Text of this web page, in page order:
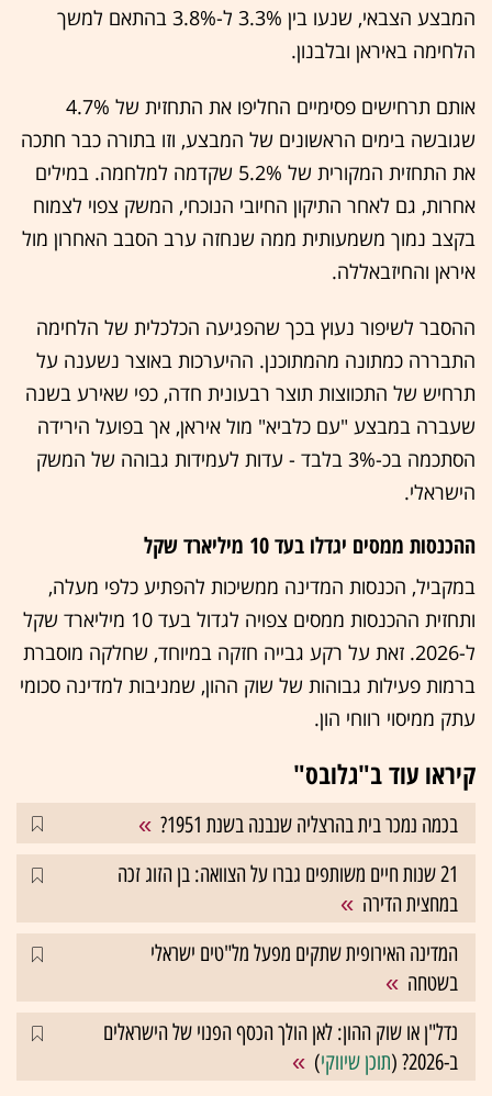
המבצע הצבאי, שנעו בין 3.3% ל-3.8% בהתאם למשך
הלחימה באיראן ובלבנון.
אותם תרחישים פסימיים החליפו את התחזית של 4.7%
שגובשה בימים הראשונים של המבצע, וזו בתורה כבר חתכה
את התחזית המקורית של 5.2% שקדמה למלחמה. במילים
אחרות, גם לאחר התיקון החיובי הנוכחי, המשק צפוי לצמוח
בקצב נמוך משמעותית ממה שנחזה ערב הסבב האחרון מול
איראן והחיזבאללה.
ההסבר לשיפור נעוץ בכך שהפגיעה הכלכלית של הלחימה
התבררה כמתונה מהמתוכנן. ההיערכות באוצר נשענה על
תרחיש של התכווצות תוצר רבעונית חדה, כפי שאירע בשנה
שעברה במבצע "עם כלביא" מול איראן, אך בפועל הירידה
הסתכמה בכ-3% בלבד - עדות לעמידות גבוהה של המשק
הישראלי.
ההכנסות ממסים יגדלו בעד 10 מיליארד שקל
במקביל, הכנסות המדינה ממשיכות להפתיע כלפי מעלה,
ותחזית ההכנסות ממסים צפויה לגדול בעד 10 מיליארד שקל
ל-2026. זאת על רקע גבייה חזקה במיוחד, שחלקה מוסברת
ברמות פעילות גבוהות של שוק ההון, שמניבות למדינה סכומי
עתק ממיסוי רווחי הון.
קיראו עוד ב"גלובס"
בכמה נמכר בית בהרצליה שנבנה בשנת 1951?
21 שנות חיים משותפים גברו על הצוואה: בן הזוג זכה
במחצית הדירה
המדינה האירופית שתקים מפעל מל"טים ישראלי
בשטחה
נדל"ן או שוק ההון: לאן הולך הכסף הפנוי של הישראלים
ב-2026? (
תוכן שיווקי)